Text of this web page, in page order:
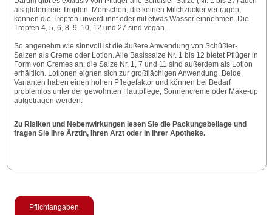
als glutenfreie Tropfen. Menschen, die keinen Milchzucker vertragen,
können die Tropfen unverdünnt oder mit etwas Wasser einnehmen. Die
Tropfen 4, 5, 6, 8, 9, 10, 12 und 27 sind vegan.
So angenehm wie sinnvoll ist die äußere Anwendung von Schüßler-
Salzen als Creme oder Lotion. Alle Basissalze Nr. 1 bis 12 bietet Pflüger in
Form von Cremes an; die Salze Nr. 1, 7 und 11 sind außerdem als Lotion
erhältlich. Lotionen eignen sich zur großflächigen Anwendung. Beide
Varianten haben einen hohen Pflegefaktor und können bei Bedarf
problemlos unter der gewohnten Hautpflege, Sonnencreme oder Make-up
aufgetragen werden.
Zu Risiken und Nebenwirkungen lesen Sie die Packungsbeilage und
fragen Sie Ihre Ärztin, Ihren Arzt oder in Ihrer Apotheke.
Pflichtangaben